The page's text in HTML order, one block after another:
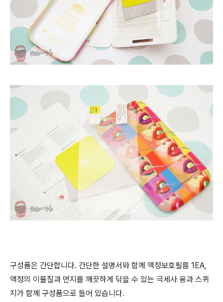
구성품은 간단합니다. 간단한 설명서와 함께 액정보호필름 1EA,
액정의 이물질과 먼지를 깨끗하게 닦을 수 있는 극세사 융과 스퀴
지가 함께 구성품으로 들어 있습니다.